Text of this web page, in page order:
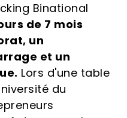
Binational
de 7 mois
un
et un
Lors d'une table
du